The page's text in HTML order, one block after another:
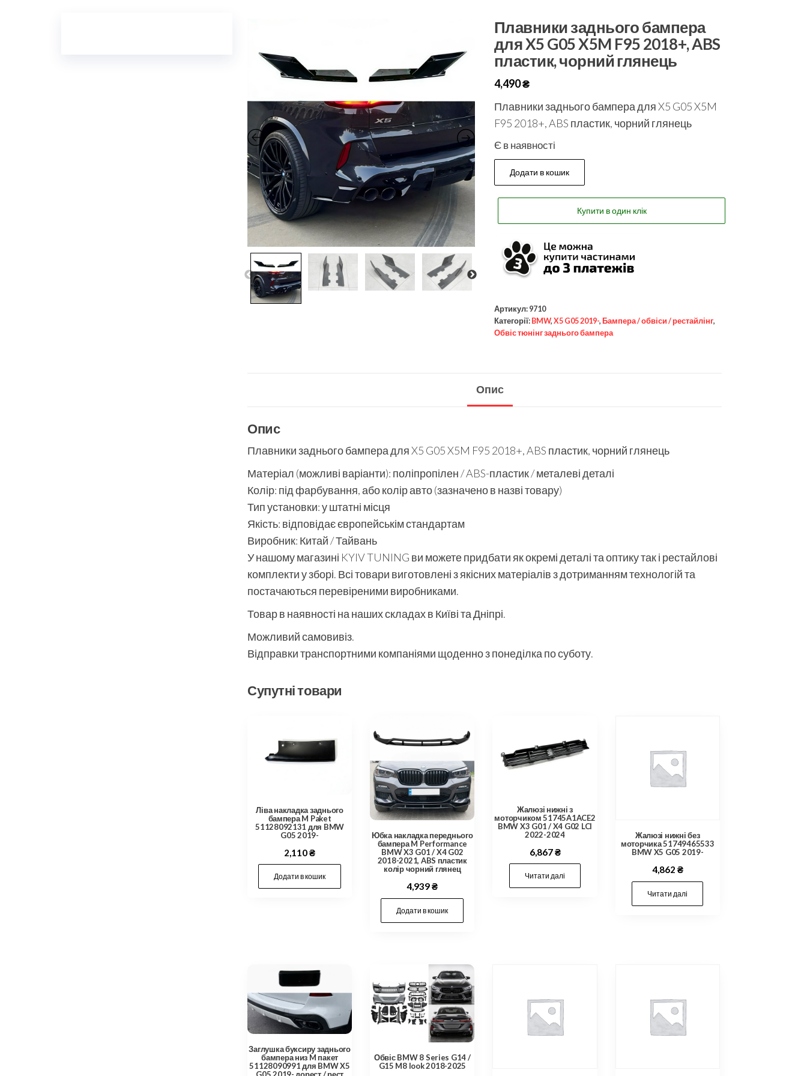
Плавники заднього бампера
для X5 G05 X5M F95 2018+, ABS
пластик, чорний глянець
4,490₴
Плавники заднього бампера для X5 G05 X5M
F95 2018+, ABS пластик, чорний глянець
Є в наявності
Додати в кошик
Купити в один клік
Артикул: 9710
Категорії: BMW, X5 G05 2019-, Бампера / обвіси / рестайлінг,
Обвіс тюнінг заднього бампера
Опис
Опис
Плавники заднього бампера для X5 G05 X5M F95 2018+, ABS пластик, чорний глянець
Матеріал (можливі варіанти): поліпропілен / ABS-пластик / металеві деталі
Колір: під фарбування, або колір авто (зазначено в назві товару)
Тип установки: у штатні місця
Якість: відповідає європейськім стандартам
Виробник: Китай / Тайвань
У нашому магазині KYIV TUNING ви можете придбати як окремі деталі та оптику так і рестайлові
комплекти у зборі. Всі товари виготовлені з якісних матеріалів з дотриманням технологій та
постачаються перевіреними виробниками.
Товар в наявності на наших складах в Київі та Дніпрі.
Можливий самовивіз.
Відправки транспортними компаніями щоденно з понеділка по суботу.
Супутні товари
Ліва накладка заднього
бампера M Paket
51128092131 для BMW
G05 2019-
2,110₴
Додати в кошик
Юбка накладка переднього
бампера M Performance
BMW X3 G01 / X4 G02
2018-2021, ABS пластик
колір чорний глянец
4,939₴
Додати в кошик
Жалюзі нижні з
моторчиком 51745A1ACE2
BMW X3 G01 / X4 G02 LCI
2022-2024
6,867₴
Читати далі
Жалюзі нижні без
моторчика 51749465533
BMW X5 G05 2019-
4,862 ₴
Читати далі
Заглушка буксиру заднього
бампера низ M пакет
51128090991 для BMW X5
Обвіс BMW 8 Series G14 /
G15 M8 look 2018-2025